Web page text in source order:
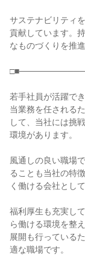
サステナビリティ
貢献しています。
なものづくりを推
若手社員が活躍で
当業務を任される
して、当社には挑
環境があります。
風通しの良い職場
ることも当社の特
く働ける会社とし
福利厚生も充実し
ら働ける環境を整
展開も行っている
適な職場です。